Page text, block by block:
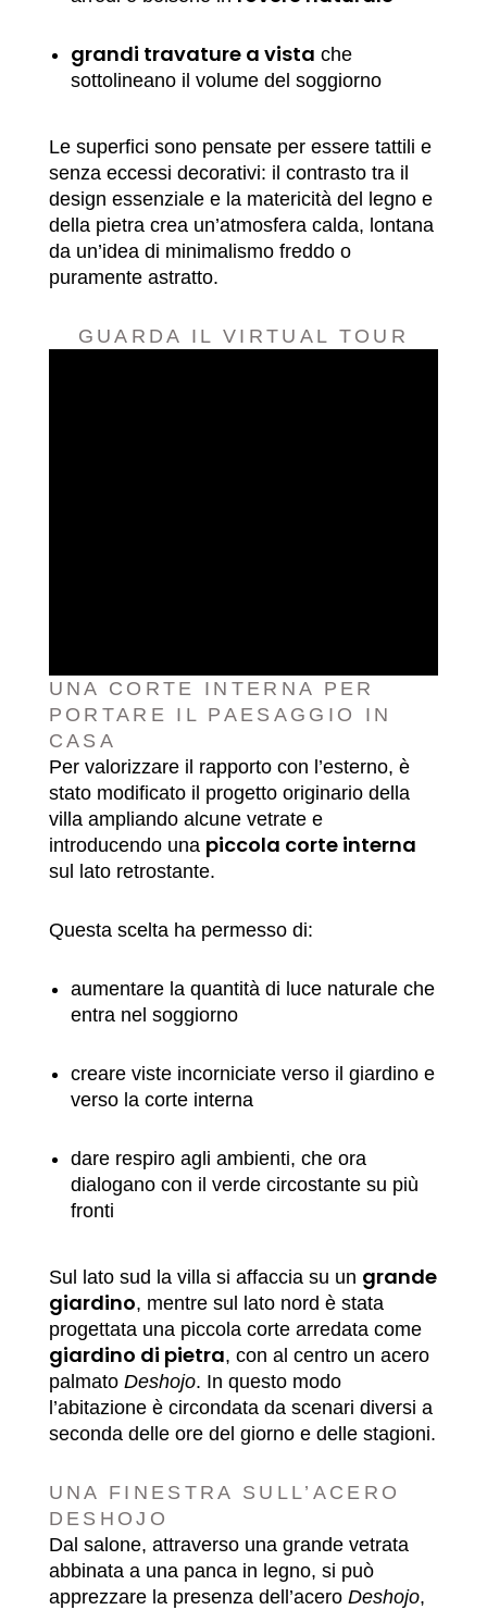
grandi travature a vista che
sottolineano il volume del soggiorno
Le superfici sono pensate per essere tattili e
senza eccessi decorativi: il contrasto tra il
design essenziale e la matericità del legno e
della pietra crea un’atmosfera calda, lontana
da un’idea di minimalismo freddo o
puramente astratto.
GUARDA IL VIRTUAL TOUR
UNA CORTE INTERNA PER
PORTARE IL PAESAGGIO IN
CASA
Per valorizzare il rapporto con l’esterno, è
stato modificato il progetto originario della
villa ampliando alcune vetrate e
introducendo una piccola corte interna
sul lato retrostante.
Questa scelta ha permesso di:
aumentare la quantità di luce naturale che
entra nel soggiorno
creare viste incorniciate verso il giardino e
verso la corte interna
dare respiro agli ambienti, che ora
dialogano con il verde circostante su più
fronti
Sul lato sud la villa si affaccia su un grande
giardino, mentre sul lato nord è stata
progettata una piccola corte arredata come
giardino di pietra, con al centro un acero
palmato Deshojo. In questo modo
l’abitazione è circondata da scenari diversi a
seconda delle ore del giorno e delle stagioni.
UNA FINESTRA SULL’ACERO
DESHOJO
Dal salone, attraverso una grande vetrata
abbinata a una panca in legno, si può
apprezzare la presenza dell’acero Deshojo,